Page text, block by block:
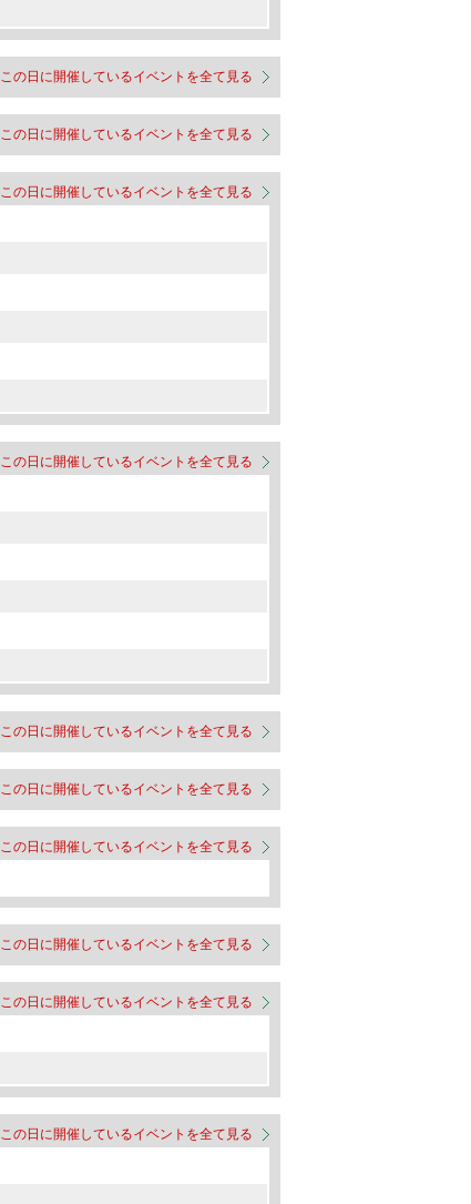
この日に開催しているイベントを全て見る
この日に開催しているイベントを全て見る
この日に開催しているイベントを全て見る
この日に開催しているイベントを全て見る
この日に開催しているイベントを全て見る
この日に開催しているイベントを全て見る
この日に開催しているイベントを全て見る
この日に開催しているイベントを全て見る
この日に開催しているイベントを全て見る
この日に開催しているイベントを全て見る